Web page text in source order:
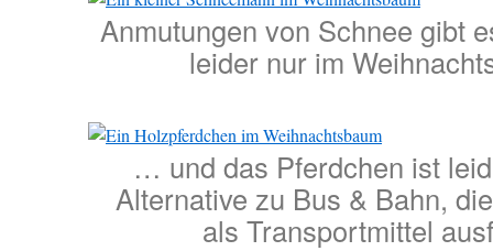
Anmutungen von Schnee gibt
leider nur im
… und das Pferdchen ist
Alternative zu Bus & Bahn,
als Transportmittel